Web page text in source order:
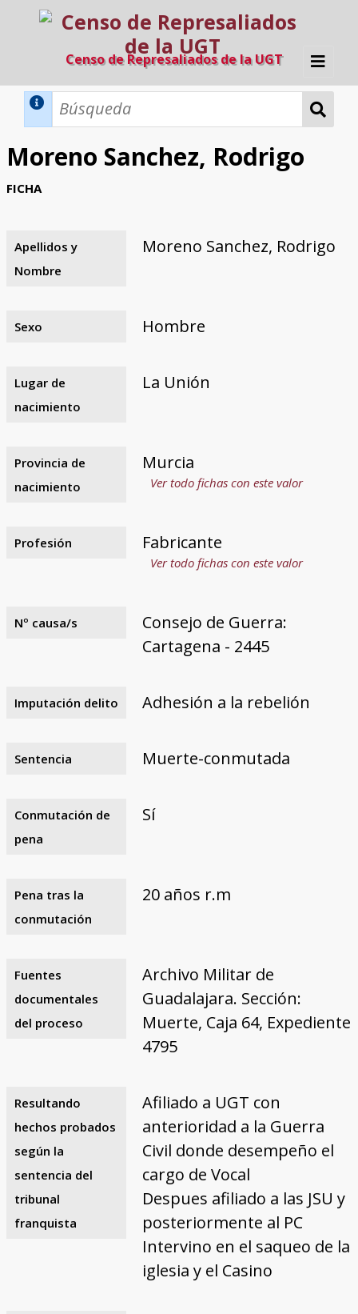
Censo de Represaliados de la UGT
Inicio
Búsqueda Dinámica
Búsqueda Avanzada
Razones y objetivos
El equipo
Colaboradores
Fuentes documentales
Moreno Sanchez, Rodrigo
FICHA
Apellidos y
Nombre
Moreno Sanchez, Rodrigo
Sexo Hombre
Lugar de
nacimiento
La Unión
Provincia de
nacimiento
Murcia
Ver todo fichas con este valor
Profesión Fabricante
Ver todo fichas con este valor
Nº causa/s
Consejo de Guerra:
Cartagena - 2445
Imputación delito Adhesión a la rebelión
Sentencia Muerte-conmutada
Conmutación de
pena
Sí
Pena tras la
conmutación
20 años r.m
Fuentes
documentales
del proceso
Archivo Militar de
Guadalajara. Sección:
Muerte, Caja 64, Expediente
4795
Resultando
hechos probados
según la
sentencia del
tribunal
franquista
Afiliado a UGT con
anterioridad a la Guerra
Civil donde desempeño el
cargo de Vocal
Despues afiliado a las JSU y
posteriormente al PC
Intervino en el saqueo de la
iglesia y el Casino